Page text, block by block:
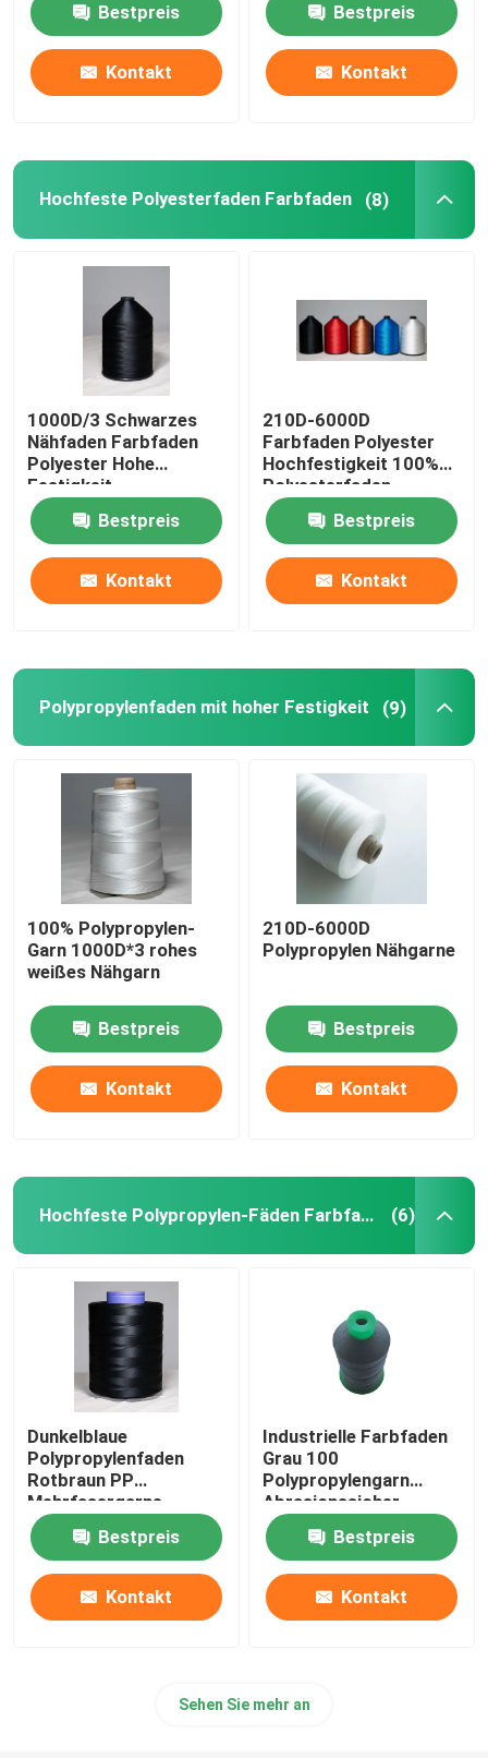
Über uns
Werksbesichtigung
Qualitätskontrolle
Kontakt mit uns
Hoher Hartnäckigkeits-Polyester-Faden
Gewebe aus Polyesterfilament mit hoher Festigkeit
Hochfeste Polyesterfaden Farbfaden
Polypropylenfaden mit hoher Festigkeit
Hochfeste Polypropylen-Fäden Farbfaden
Naylon-Garn mit hoher Festigkeit
Hochfeste Nylonfadenfarbfaden
Nähgarn der hohen Hartnäckigkeit
Nähfaden Farbfaden
Zugdrahtfaden
Bestpreis
Kontakt
Bestpreis
Kontakt
Hochfeste Polyesterfaden Farbfaden (8)
1000D/3 Schwarzes
Nähfaden Farbfaden
Polyester Hohe
Festigkeit
Bestpreis
Kontakt
210D-6000D
Farbfaden Polyester
Hochfestigkeit 100%
Polyesterfaden
Bestpreis
Kontakt
Polypropylenfaden mit hoher Festigkeit (9)
100% Polypropylen-
Garn 1000D*3 rohes
weißes Nähgarn
Bestpreis
Kontakt
210D-6000D
Polypropylen Nähgarne
Bestpreis
Kontakt
Hochfeste Polypropylen-Fäden Farbfaden (6)
Dunkelblaue
Polypropylenfaden
Rotbraun PP
Mehrfasergarne
Bestpreis
Kontakt
Industrielle Farbfaden
Grau 100
Polypropylengarn
Abrasionssicher
Bestpreis
Kontakt
Sehen Sie mehr an